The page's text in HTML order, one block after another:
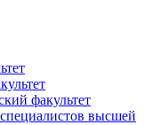
факультет
высшей